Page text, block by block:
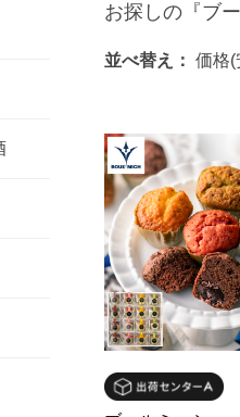
お探しの『ブ
並べ替え： 価格(